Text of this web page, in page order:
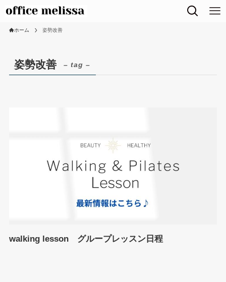
ホーム 姿勢改善
姿勢改善 – tag –
walking lesson グループレッスン日程